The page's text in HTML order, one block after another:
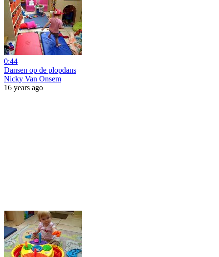
0:44
Dansen op de plopdans
Nicky Van Onsem
16 years ago